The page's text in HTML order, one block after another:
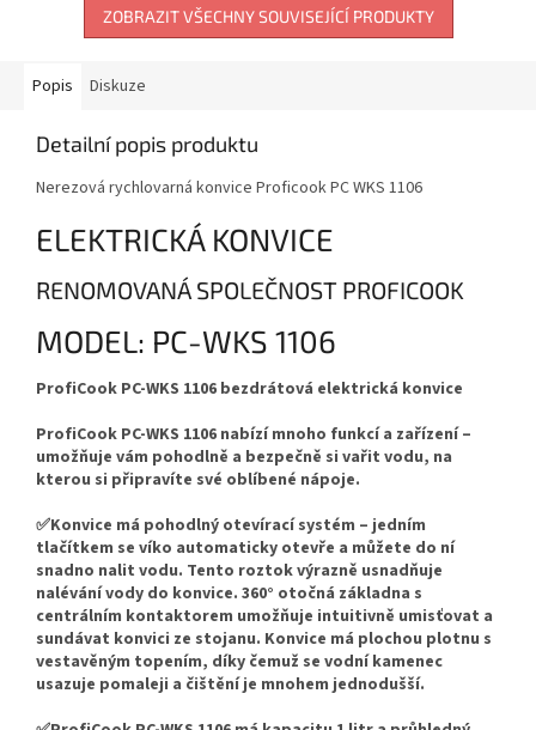
ZOBRAZIT VŠECHNY SOUVISEJÍCÍ PRODUKTY
Popis Diskuze
Detailní popis produktu
Nerezová rychlovarná konvice Proficook PC WKS 1106
ELEKTRICKÁ KONVICE
RENOMOVANÁ SPOLEČNOST PROFICOOK
MODEL: PC-WKS 1106
ProfiCook PC-WKS 1106 bezdrátová elektrická konvice
ProfiCook PC-WKS 1106 nabízí mnoho funkcí a zařízení –
umožňuje vám pohodlně a bezpečně si vařit vodu, na
kterou si připravíte své oblíbené nápoje.
✅Konvice má pohodlný otevírací systém – jedním
tlačítkem se víko automaticky otevře a můžete do ní
snadno nalit vodu. Tento roztok výrazně usnadňuje
nalévání vody do konvice. 360° otočná základna s
centrálním kontaktorem umožňuje intuitivně umisťovat a
sundávat konvici ze stojanu. Konvice má plochou plotnu s
vestavěným topením, díky čemuž se vodní kamenec
usazuje pomaleji a čištění je mnohem jednodušší.